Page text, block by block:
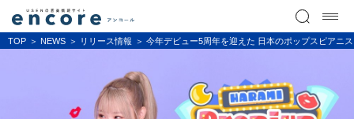
TOP NEWS リリース情報 今年デビュー5周年を迎えた 日本のポップスピアニ